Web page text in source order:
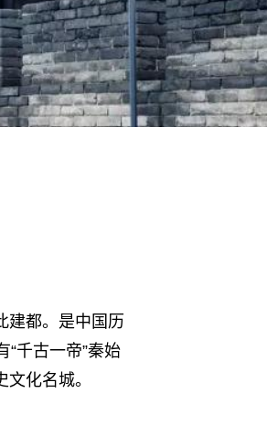
建都。是中国历
千古一帝”秦始
化名城。